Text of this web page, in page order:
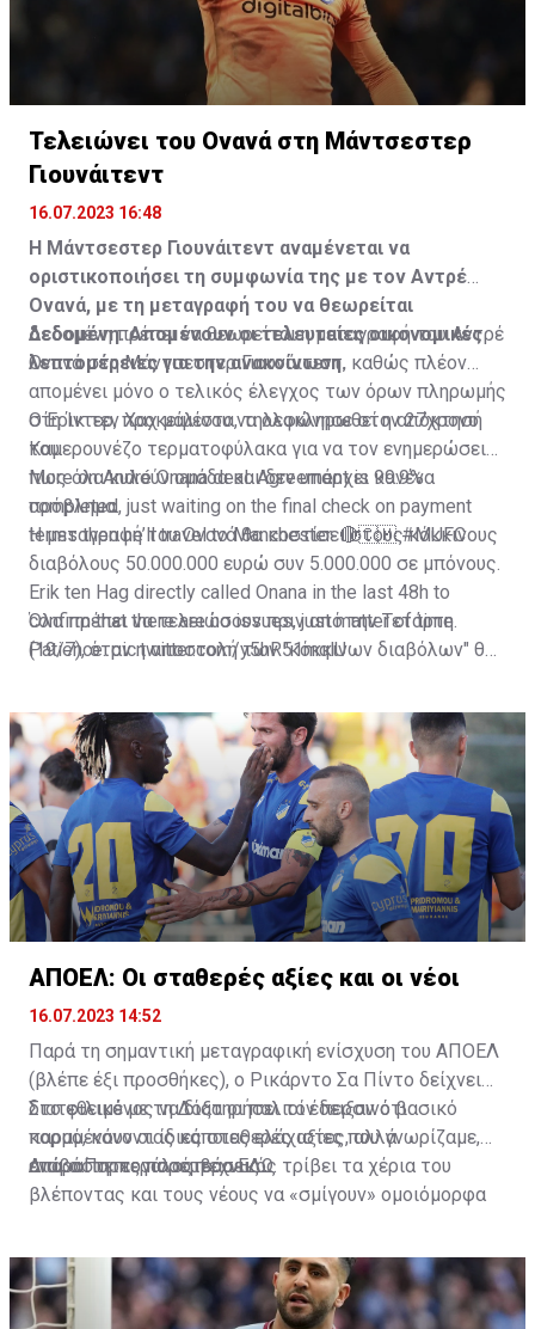
Τελειώνει του Ονανά στη Μάντσεστερ
Γιουνάιτεντ
16.07.2023 16:48
Η Μάντσεστερ Γιουνάιτεντ αναμένεται να
οριστικοποιήσει τη συμφωνία της με τον Αντρέ
Ονανά, με τη μεταγραφή του να θεωρείται
δεδομένη. Απομένουν οι τελευταίες οικονομικές
λεπτομέρειες για την ανακοίνωση.
Δεδομένη πρέπει να θεωρείται η μεταγραφή του Αντρέ
Ονανά στη Μάντσεστερ Γιουνάιτεντ, καθώς πλέον
απομένει μόνο ο τελικός έλεγχος των όρων πληρωμής
στη Ίντερ, προκειμένου να ολοκληρωθεί η απόκτησή
του.
Ο Έρικ τεν Χαχ μάλιστα, τηλεφώνησε στον 27χρονο
Καμερουνέζο τερματοφύλακα για να τον ενημερώσει
πως όλα κυλούν ομάδα και δεν υπάρχει κανένα
πρόβλημα.
More on André Onana deal. Agreement is 99.9%
completed, just waiting on the final check on payment
terms then he’ll travel to Manchester. 🔴🇨🇲#MUFC
Erik ten Hag directly called Onana in the last 48h to
confirm that there are no issues, just matter of time.
Patience.pic.twitter.com/y5hR51mqlU
Η μεταγραφή του Ονανά θα κοστίσει στους κόκκινους
διαβόλους 50.000.000 ευρώ συν 5.000.000 σε μπόνους.
Όλα πρέπει να τελειώσουν πριν από την Τετάρτη
(19/7), όταν η αποστολή των "κόκκινων διαβόλων" θα
ΑΠΟΕΛ: Οι σταθερές αξίες και οι νέοι
16.07.2023 14:52
Παρά τη σημαντική μεταγραφική ενίσχυση του ΑΠΟΕΛ
(βλέπε έξι προσθήκες), ο Ρικάρντο Σα Πίντο δείχνει
διατεθειμένος να διατηρήσει τον περσινό βασικό
κορμό, κάνοντας κάποιες ελάχιστες, αλλά
απαραίτητες παρεμβάσεις.
Στο φιλικό με τη Δόξα οι παλιοί έδειξαν ότι
παραμένουν οι ίδιες σταθερές αξίες που γνωρίζαμε,
ενώ ο Πορτογάλος τεχνικός τρίβει τα χέρια του
βλέποντας και τους νέους να «σμίγουν» ομοιόμορφα
Διαβάστε περισσότεραΕΔΩ.